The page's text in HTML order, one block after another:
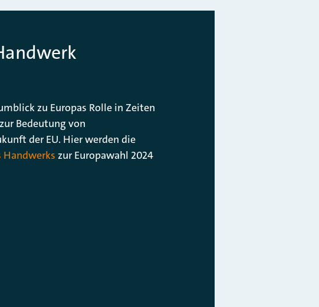
zu Europas Rolle in Zeiten
Bedeutung von
der EU. Hier werden die
Handwerks zur Europawahl 2024